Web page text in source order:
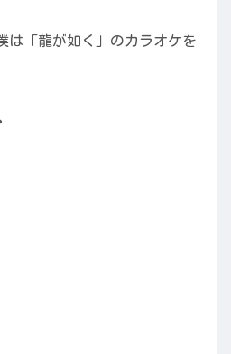
は「龍が如く」のカラオケを